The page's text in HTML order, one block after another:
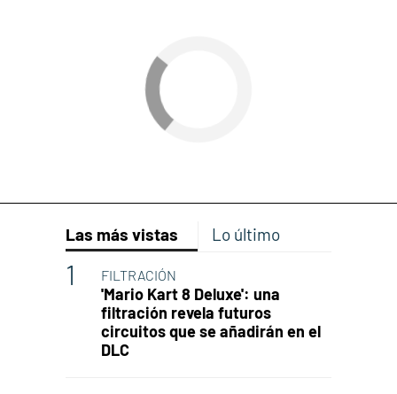
Las más vistas Lo último
FILTRACIÓN
'Mario Kart 8 Deluxe': una
filtración revela futuros
circuitos que se añadirán en el
DLC